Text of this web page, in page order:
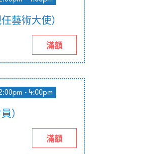
藝術大使）
滿額
- 4:00pm
）
滿額